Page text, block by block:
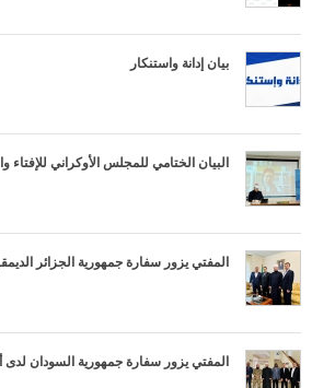
بيان إدانة واستنكار
البيان الختامي للمجلس الأوكراني
المفتي يزور سفارة جمهورية الجزائر
المفتي يزور سفارة جمهورية السودان لدى